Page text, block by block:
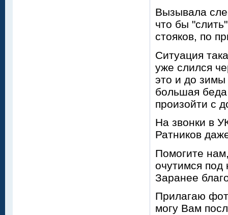
Вызывала
что бы
стояков, по
Ситуация
уже слился
это и до зимы
большая
произойти с
На звонки в
Ратников
Помогите
очутимся под
Заранее
Прилагаю
могу Вам